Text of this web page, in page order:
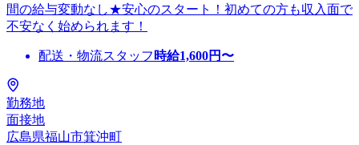
間の給与変動なし★安心のスタート！初めての方も収入面で
不安なく始められます！
配送・物流スタッフ 時給1,600円〜
勤務地
面接地
広島県福山市箕沖町